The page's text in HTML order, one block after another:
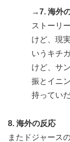
→7. 海外
ストーリ
けど、現
いうキチ
けど、サ
振とイニ
持ってい
8. 海外の反応
またドジャース